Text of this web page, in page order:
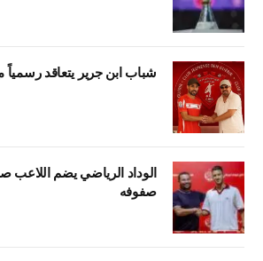
شباب ابن جرير يتعاقد رسمياً
الوداد الرياضي يضم اللاعب
صفوفه